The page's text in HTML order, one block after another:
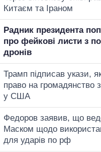
Китаєм та Іраном
Радник президента
про фейкові листи з
дронів
Трамп підписав укази,
право на громадянство
у США
Федоров заявив, що
Маском щодо
для ударів по рф